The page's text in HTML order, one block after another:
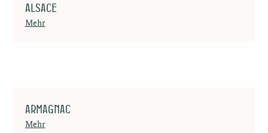
Alsace
Mehr
Armagnac
Mehr